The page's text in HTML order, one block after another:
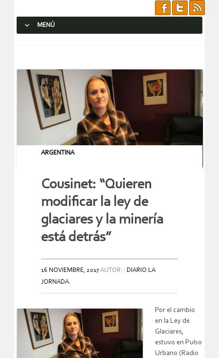
MENÚ
ARGENTINA
Cousinet: “Quieren
modificar la ley de
glaciares y la minería
está detrás”
16 NOVIEMBRE, 2017AUTOR:
DIARIO LA
JORNADA.
Por el cambio
en la Ley de
Glaciares,
estuvo en Pulso
Urbano (Radio